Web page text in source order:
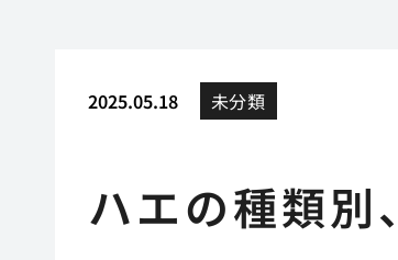
2025.05.18 未分類
ハエの種類別